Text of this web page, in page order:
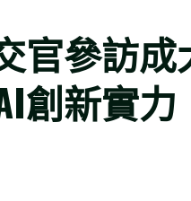
官參訪
創新實力